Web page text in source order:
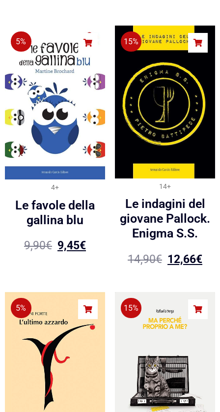
5%
4+
Le favole della
gallina blu
9,90€ 9,45€
15%
14+
Le indagini del
giovane Pallock.
Enigma S.S.
14,90€ 12,66€
5% 15%